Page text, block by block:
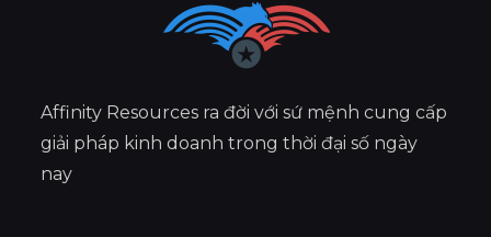
Affinity Resources ra đời với sứ mệnh cung cấp
giải pháp kinh doanh trong thời đại số ngày
nay